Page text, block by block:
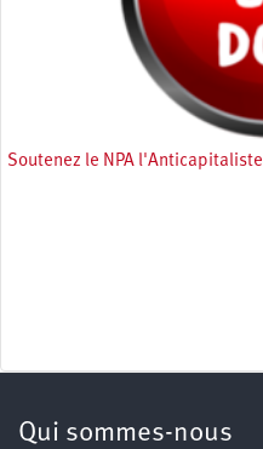
Soutenez le NPA l'Anticapitaliste
Qui sommes-nous